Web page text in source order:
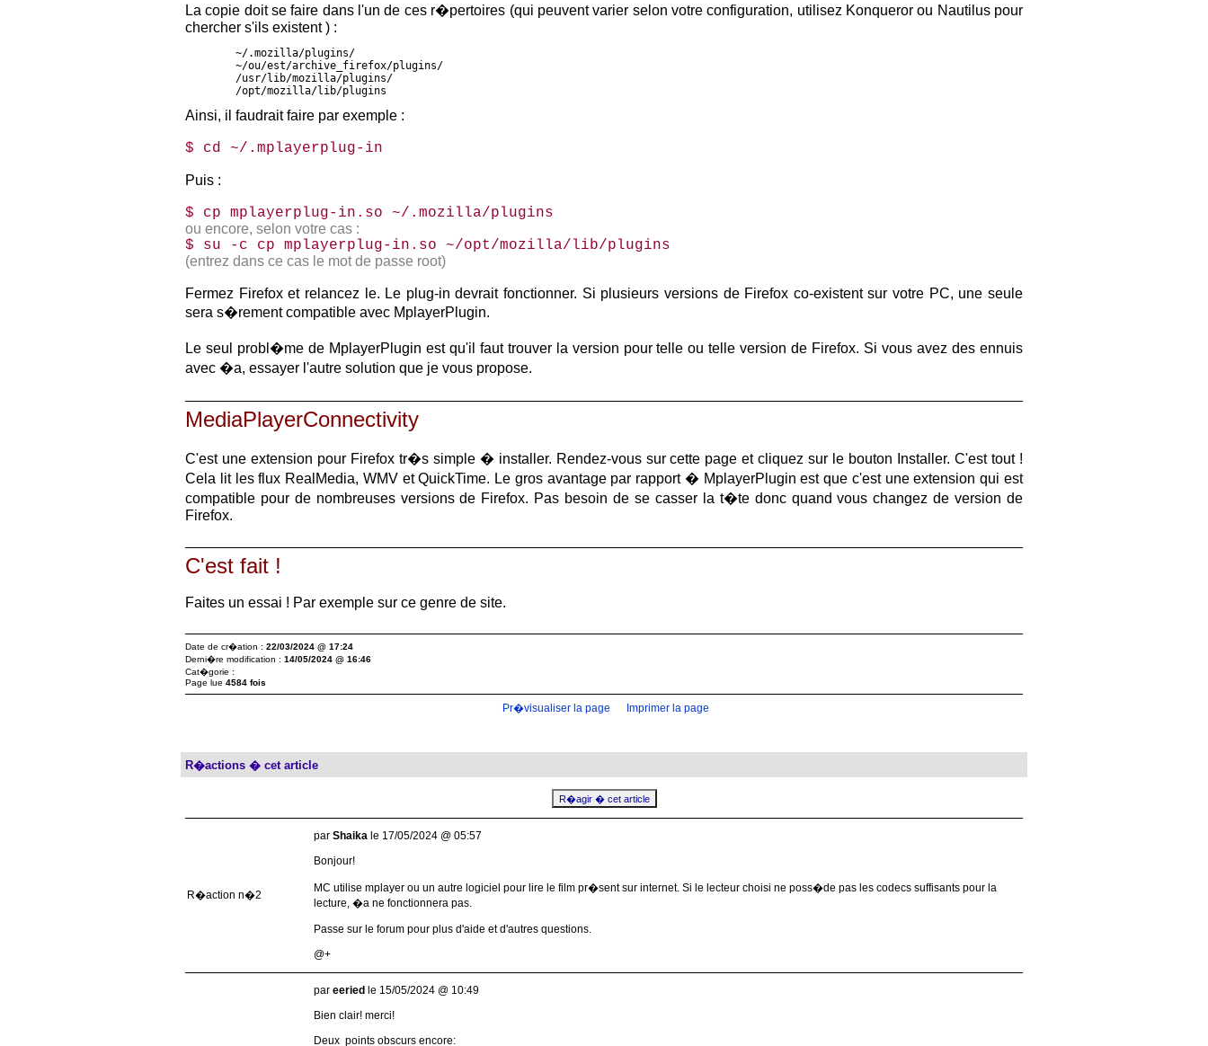
La copie doit se faire dans l'un de ces r�pertoires (qui peuvent varier selon votre configuration, utilisez Konqueror ou Nautilus pour
chercher s'ils existent ) :
	~/.mozilla/plugins/
	~/ou/est/archive_firefox/plugins/
	/usr/lib/mozilla/plugins/
	/opt/mozilla/lib/plugins
Ainsi, il faudrait faire par exemple :
$­ cd ~/.mplayerplug-in
Puis :
$­ cp mplayerplug-in.so ~/.mozilla/plugins
ou encore, selon votre cas :
$­ su -c cp mplayerplug-in.so ~/opt/mozilla/lib/plugins
(entrez dans ce cas le mot de passe root)
Fermez Firefox et relancez le. Le plug-in devrait fonctionner. Si plusieurs versions de Firefox co-existent sur votre PC, une seule
sera s�rement compatible avec MplayerPlugin.
Le seul probl�me de MplayerPlugin est qu'il faut trouver la version pour telle ou telle version de Firefox. Si vous avez des ennuis
avec �a, essayer l'autre solution que je vous propose.
MediaPlayerConnectivity
C'est une extension pour Firefox tr�s simple � installer. Rendez-vous sur cette page et cliquez sur le bouton Installer. C'est tout !
Cela lit les flux RealMedia, WMV et QuickTime. Le gros avantage par rapport � MplayerPlugin est que c'est une extension qui est
compatible pour de nombreuses versions de Firefox. Pas besoin de se casser la t�te donc quand vous changez de version de
Firefox.
C'est fait !
Faites un essai ! Par exemple sur ce genre de site.
Date de cr�ation : 22/03/2024 @ 17:24
Derni�re modification : 14/05/2024 @ 16:46
Cat�gorie :
Page lue 4584 fois
Pr�visualiser la page Imprimer la page
R�actions � cet article
R�action n�2
par Shaika le 17/05/2024 @ 05:57
Bonjour!
MC utilise mplayer ou un autre logiciel pour lire le film pr�sent sur internet. Si le lecteur choisi ne poss�de pas les codecs suffisants pour la
lecture, �a ne fonctionnera pas.
Passe sur le forum pour plus d'aide et d'autres questions.
@+
par eeried le 15/05/2024 @ 10:49
Bien clair! merci!
Deux points obscurs encore: